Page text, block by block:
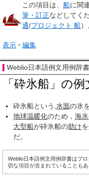
この項目は、 船に関
筆・訂正などしてく
通/プロジェクト 船）
表示 編集
Weblio日本語例文用例辞書
「砕氷船」の
砕氷船という,水面の氷
地球温暖化のため，海氷
大型船が砕氷船の助けを
だ。
Weblio日本語例文用例辞書はプ
切な項目が含まれていることも